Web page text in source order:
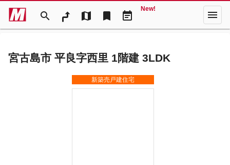
search map bookmark event_note
New! menu
宮古島市 平良字西里 1階建 3LDK
新築売戸建住宅